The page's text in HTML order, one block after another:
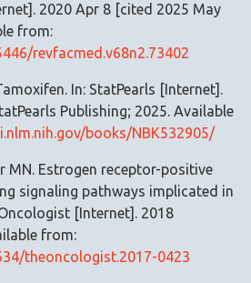
2020 Apr 8 [cited 2025 May
from:
revfacmed.v68n2.73402
In: StatPearls [Internet].
Publishing; 2025. Available
books/NBK532905/
MN. Estrogen receptor-positive
signaling pathways implicated in
[Internet]. 2018
from:
theoncologist.2017-0423